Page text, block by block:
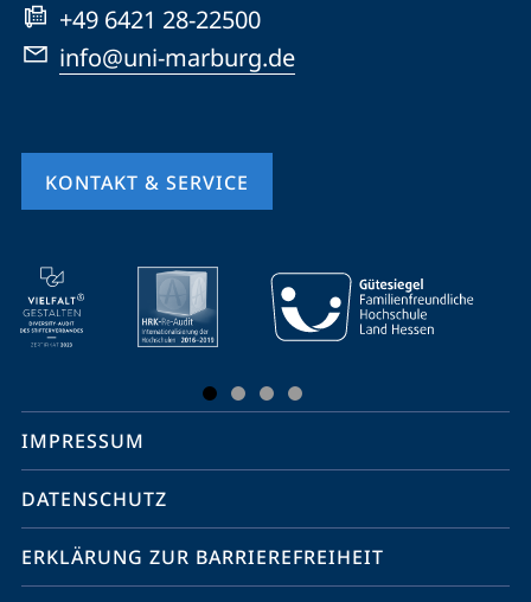
+49 6421 28-22500
info@uni-marburg.de
KONTAKT & SERVICE
Mobile-
Service-
Navigation
Social
Media
Kontakte
IMPRESSUM
DATENSCHUTZ
ERKLÄRUNG ZUR BARRIEREFREIHEIT